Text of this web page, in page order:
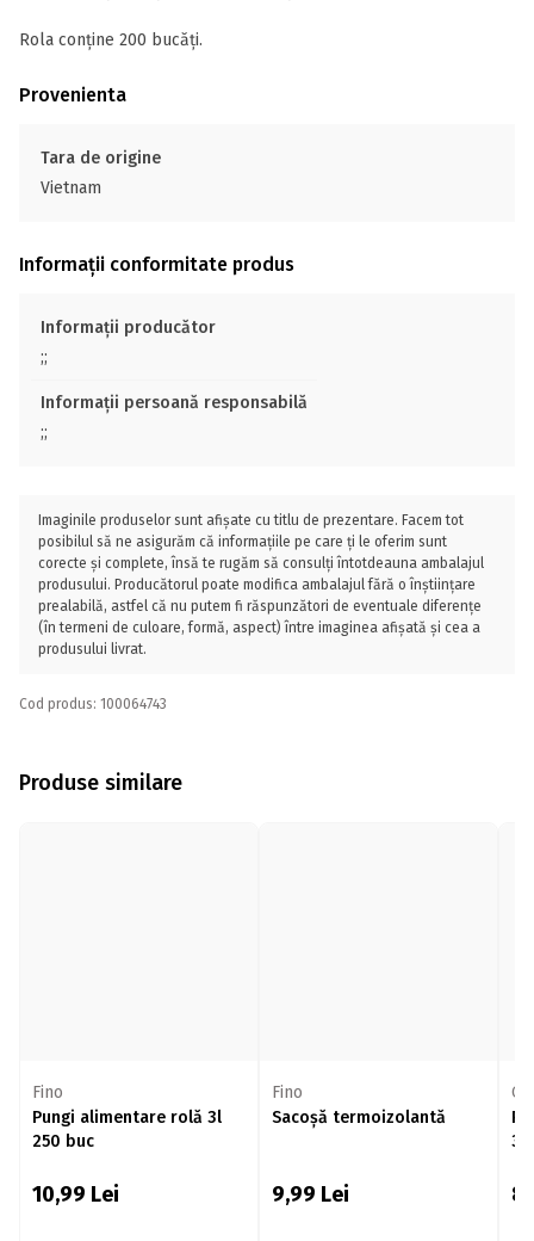
Rola conține 200 bucăți.
Provenienta
Tara de origine
Vietnam
Informații conformitate produs
Informații producător
;;
Informații persoană responsabilă
;;
Imaginile produselor sunt afișate cu titlu de prezentare. Facem tot
posibilul să ne asigurăm că informațiile pe care ți le oferim sunt
corecte și complete, însă te rugăm să consulți întotdeauna ambalajul
produsului. Producătorul poate modifica ambalajul fără o înștiințare
prealabilă, astfel că nu putem fi răspunzători de eventuale diferențe
(în termeni de culoare, formă, aspect) între imaginea afișată și cea a
produsului livrat.
Cod produs: 100064743
Produse similare
Fino
Pungi alimentare rolă 3l
250 buc
10,99 Lei
Fino
Sacoșă termoizolantă
9,99 Lei
Oti